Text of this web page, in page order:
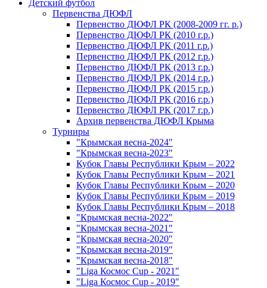
Детский футбол
Первенства ДЮФЛ
Первенство ДЮФЛ РК (2008-2009 гг. р.)
Первенство ДЮФЛ РК (2010 г.р.)
Первенство ДЮФЛ РК (2011 г.р.)
Первенство ДЮФЛ РК (2012 г.р.)
Первенство ДЮФЛ РК (2013 г.р.)
Первенство ДЮФЛ РК (2014 г.р.)
Первенство ДЮФЛ РК (2015 г.р.)
Первенство ДЮФЛ РК (2016 г.р.)
Первенство ДЮФЛ РК (2017 г.р.)
Архив первенства ДЮФЛ Крыма
Турниры
"Крымская весна-2024"
"Крымская весна-2023"
Кубок Главы Республики Крым – 2022
Кубок Главы Республики Крым – 2021
Кубок Главы Республики Крым – 2020
Кубок Главы Республики Крым – 2019
Кубок Главы Республики Крым – 2018
"Крымская весна-2022"
"Крымская весна-2021"
"Крымская весна-2020"
"Крымская весна-2019"
"Крымская весна-2018"
"Liga Космос Cup - 2021"
"Liga Космос Cup - 2019"